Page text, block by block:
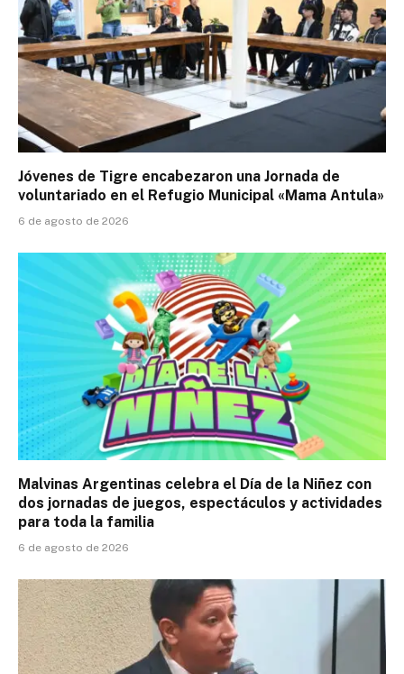
Jóvenes de Tigre encabezaron una Jornada de
voluntariado en el Refugio Municipal «Mama Antula»
6 de agosto de 2026
Malvinas Argentinas celebra el Día de la Niñez con
dos jornadas de juegos, espectáculos y actividades
para toda la familia
6 de agosto de 2026